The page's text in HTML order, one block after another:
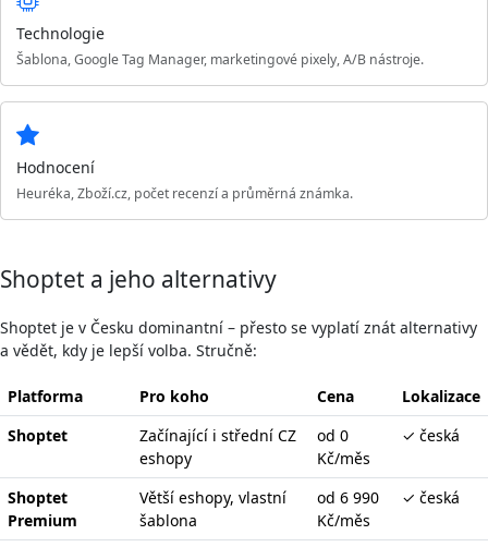
Technologie
Šablona, Google Tag Manager, marketingové pixely, A/B nástroje.
Hodnocení
Heuréka, Zboží.cz, počet recenzí a průměrná známka.
Shoptet a jeho alternativy
Shoptet je v Česku dominantní – přesto se vyplatí znát alternativy
a vědět, kdy je lepší volba. Stručně:
Platforma Pro koho Cena
Lokalizace
Shoptet
Začínající i střední CZ
eshopy
od 0
Kč/měs
✓ česká
Shoptet
Premium
Větší eshopy, vlastní
šablona
od 6 990
Kč/měs
✓ česká